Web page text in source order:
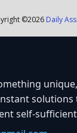
©2026 Daily
self-